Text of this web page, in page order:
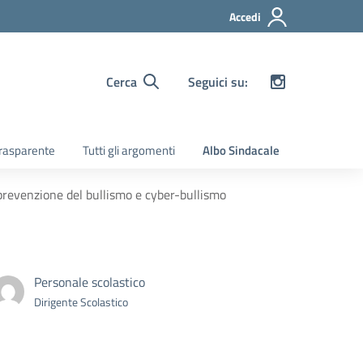
Accedi
Cerca Seguici su:
Tutti gli argomenti Albo Sindacale
del bullismo e cyber-bullismo
Personale scolastico
Dirigente Scolastico